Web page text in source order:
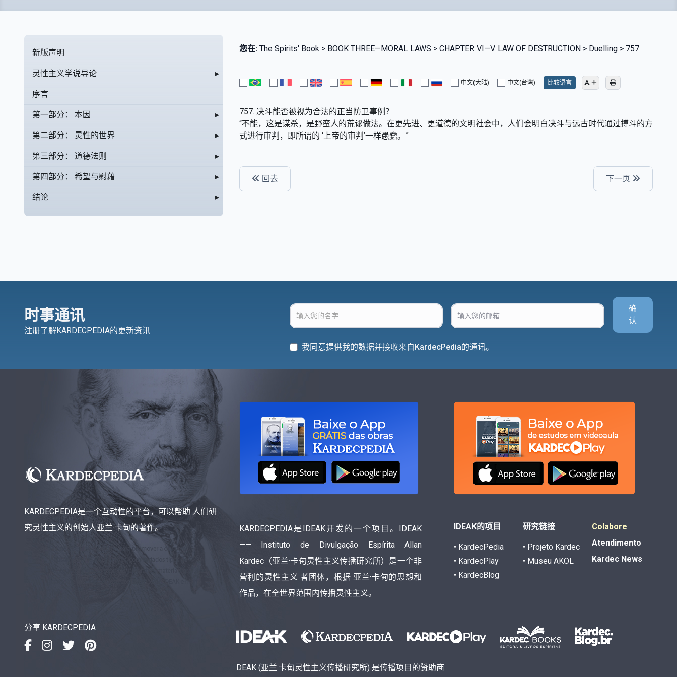
新版声明
灵性主义学说导论 ▸
序言
第一部分： 本因 ▸
第二部分： 灵性的世界 ▸
第三部分： 道德法则 ▸
第四部分： 希望与慰藉 ▸
结论 ▸
您在:The Spirits' Book > BOOK THREE—MORAL LAWS > CHAPTER VI—V. LAW OF DESTRUCTION > Duelling > 757
中文(大陆) 中文(台灣) 比较语言
757. 决斗能否被视为合法的正当防卫事例？
“不能，这是谋杀，是野蛮人的荒谬做法。在更先进、更道德的文明社会中，人们会明白决斗与远古时代通过搏斗的方
式进行审判，即所谓的 ‘上帝的审判’一样愚蠢。”
回去 下一页
时事通讯
注册了解KARDECPEDIA的更新资讯
确
认
我同意提供我的数据并接收来自KardecPedia的通讯。
KARDECPEDIA是一个互动性的平台，可以帮助 人们研
究灵性主义的创始人亚兰·卡甸的著作。
KARDECPEDIA是IDEAK开发的一个项目。IDEAK
—— Instituto de Divulgação Espírita Allan
Kardec（亚兰·卡甸灵性主义传播研究所）是一个非
营利的灵性主义 者团体，根据 亚兰·卡甸的思想和
作品，在全世界范围内传播灵性主义。
IDEAK的项目
• KardecPedia
• KardecPlay
• KardecBlog
研究链接
• Projeto Kardec
• Museu AKOL
Colabore
Atendimento
Kardec News
分享 KARDECPEDIA
DEAK (亚兰·卡甸灵性主义传播研究所) 是传播项目的赞助商.